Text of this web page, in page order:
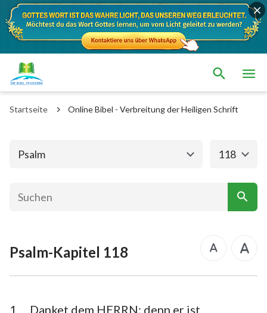
Startseite Online Bibel - Verbreitung der Heiligen Schrift
Psalm
Das alte Testament Das neue Testament
1. Mose 2. Mose
5. Mose
1.Samuel
1. Chronik
Esra Nehemia
Esther Hiob
118
Psalm-Kapitel 118
1
Danket dem HERRN; denn er ist